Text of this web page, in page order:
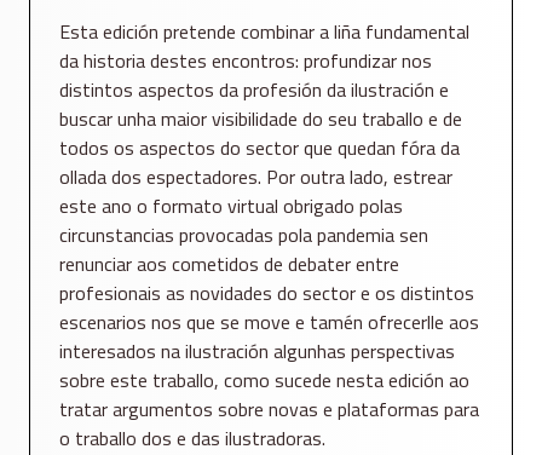
Esta edición pretende combinar a liña fundamental
da historia destes encontros: profundizar nos
distintos aspectos da profesión da ilustración e
buscar unha maior visibilidade do seu traballo e de
todos os aspectos do sector que quedan fóra da
ollada dos espectadores. Por outra lado, estrear
este ano o formato virtual obrigado polas
circunstancias provocadas pola pandemia sen
renunciar aos cometidos de debater entre
profesionais as novidades do sector e os distintos
escenarios nos que se move e tamén ofrecerlle aos
interesados na ilustración algunhas perspectivas
sobre este traballo, como sucede nesta edición ao
tratar argumentos sobre novas e plataformas para
o traballo dos e das ilustradoras.